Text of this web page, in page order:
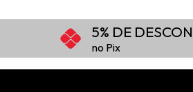
5% DE
no Pix